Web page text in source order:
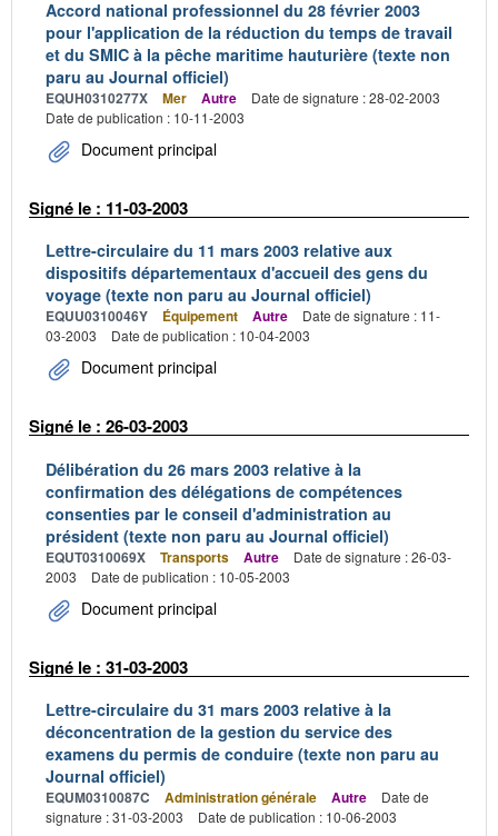
Accord national professionnel du 28 février 2003
pour l'application de la réduction du temps de travail
et du SMIC à la pêche maritime hauturière (texte non
paru au Journal officiel)
EQUH0310277X Mer Autre
Date de signature : 28-02-2003
Date de publication : 10-11-2003
Document principal
Signé le : 11-03-2003
Lettre-circulaire du 11 mars 2003 relative aux
dispositifs départementaux d'accueil des gens du
voyage (texte non paru au Journal officiel)
EQUU0310046Y Équipement Autre
Date de signature : 11-
03-2003
Date de publication : 10-04-2003
Document principal
Signé le : 26-03-2003
Délibération du 26 mars 2003 relative à la
confirmation des délégations de compétences
consenties par le conseil d'administration au
président (texte non paru au Journal officiel)
EQUT0310069X Transports Autre
Date de signature : 26-03-
2003
Date de publication : 10-05-2003
Document principal
Signé le : 31-03-2003
Lettre-circulaire du 31 mars 2003 relative à la
déconcentration de la gestion du service des
examens du permis de conduire (texte non paru au
Journal officiel)
EQUM0310087C Administration générale Autre
Date de
signature : 31-03-2003
Date de publication : 10-06-2003